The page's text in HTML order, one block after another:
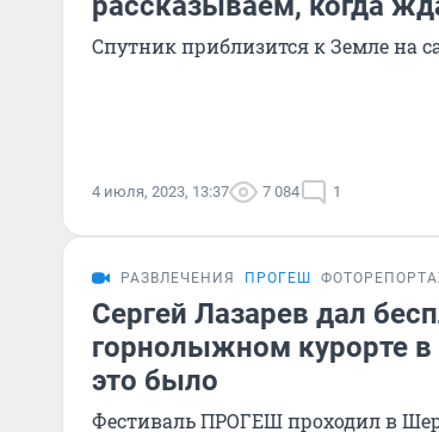
Спутник приблизится к Земле на
4 июля, 2023, 13:37 7 084 1
РАЗВЛЕЧЕНИЯ ПРОГЕШ
Сергей Лазарев дал
горнолыжном курорте
это было
Фестиваль ПРОГЕШ проходил в